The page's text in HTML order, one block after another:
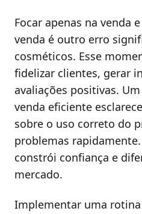
Focar apenas na venda
venda é outro erro
cosméticos. Esse
fidelizar clientes, gerar
avaliações positivas.
venda eficiente
sobre o uso correto do
problemas
constrói confiança e
mercado.
Implementar uma